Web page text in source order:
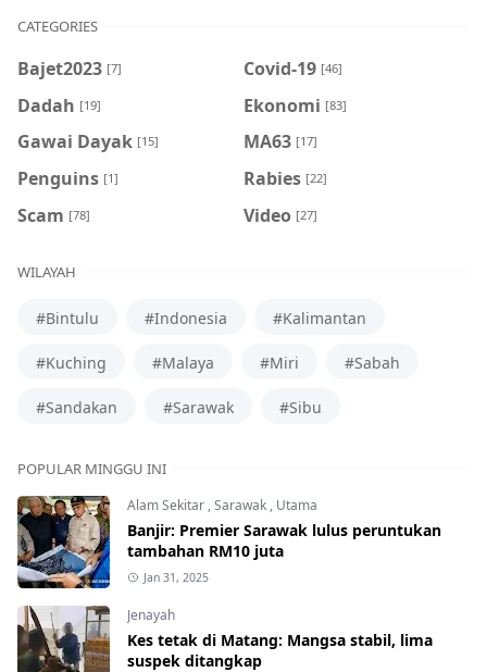
CATEGORIES
Bajet2023 [7] Covid-19 [46]
Dadah [19] Ekonomi [83]
Gawai Dayak [15] MA63 [17]
Penguins [1] Rabies [22]
Scam [78] Video [27]
WILAYAH
#Bintulu #Indonesia #Kalimantan
#Kuching #Malaya #Miri #Sabah
#Sandakan #Sarawak #Sibu
POPULAR MINGGU INI
Alam Sekitar ,Sarawak , Utama
Banjir: Premier Sarawak lulus peruntukan
tambahan RM10 juta
Jan 31, 2025
Jenayah
Kes tetak di Matang: Mangsa stabil, lima
suspek ditangkap